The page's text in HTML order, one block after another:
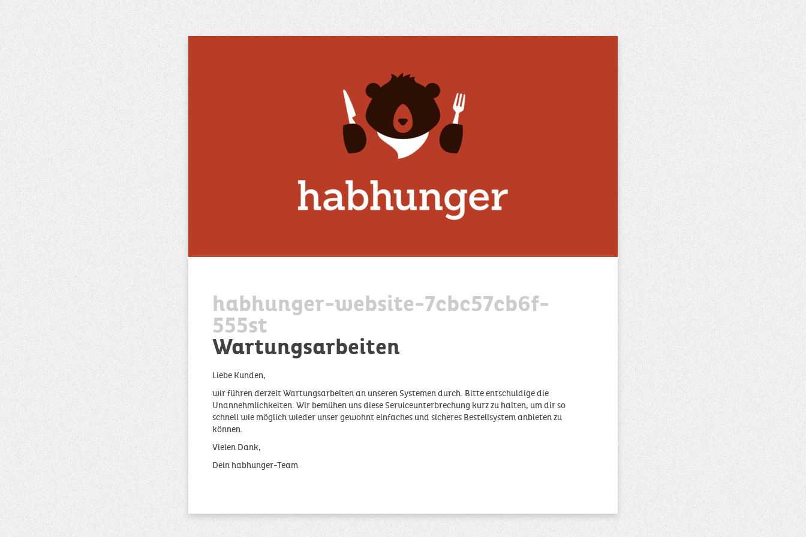
habhunger-website-7cbc57cb6f-
555st
Wartungsarbeiten
Liebe Kunden,
wir führen derzeit Wartungsarbeiten an unseren Systemen durch. Bitte entschuldige die
Unannehmlichkeiten. Wir bemühen uns diese Serviceunterbrechung kurz zu halten, um dir so
schnell wie möglich wieder unser gewohnt einfaches und sicheres Bestellsystem anbieten zu
können.
Vielen Dank,
Dein habhunger-Team